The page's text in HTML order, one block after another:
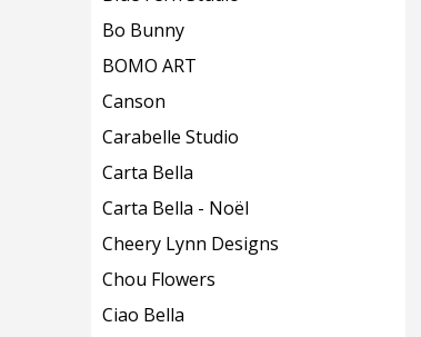
Bo Bunny
BOMO ART
Canson
Carabelle Studio
Carta Bella
Carta Bella - Noël
Cheery Lynn Designs
Chou Flowers
Ciao Bella